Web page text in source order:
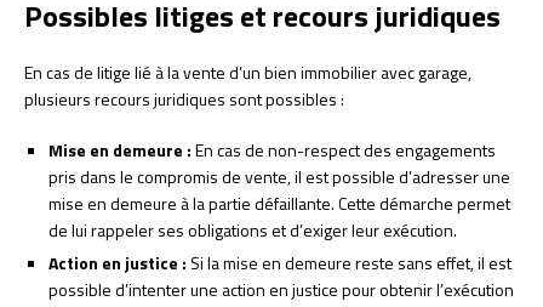
Possibles litiges et recours juridiques
En cas de litige lié à la vente d’un bien immobilier avec garage,
plusieurs recours juridiques sont possibles :
Mise en demeure :En cas de non-respect des engagements
pris dans le compromis de vente, il est possible d’adresser une
mise en demeure à la partie défaillante. Cette démarche permet
de lui rappeler ses obligations et d’exiger leur exécution.
Action en justice : Si la mise en demeure reste sans effet, il est
possible d’intenter une action en justice pour obtenir l’exécution